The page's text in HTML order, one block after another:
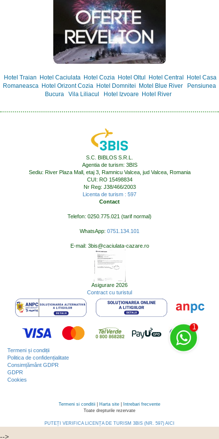
Hotel Traian Hotel Caciulata Hotel Cozia Hotel Oltul Hotel Central
Hotel Casa
Romaneasca Hotel Orizont Cozia Hotel Domnitei Motel Blue River
Pensiunea
Bucura
Vila Liliacul Hotel Izvoare Hotel River
S.C. BIBLOS S.R.L.
Agentia de turism: 3BIS
Sediu: River Plaza Mall, etaj 3, Ramnicu Valcea, jud Valcea, Romania
CUI: RO 15498834
Nr Reg: J38/466/2003
Licenta de turism : 597
Contact
Telefon: 0250.775.021 (tarif normal)
WhatsApp: 0751.134.101
E-mail: 3bis@caciulata-cazare.ro
Asigurare 2026
Contract cu turistul
Termeni și condiții
Politica de confidențialitate
Consimțământ GDPR
GDPR
Cookies
Termeni si conditii Harta site
Intrebari frecvente
Toate drepturile rezervate
PUTEȚI VERIFICA LICENȚA DE TURISM 3BIS (NR. 597) AICI
-->